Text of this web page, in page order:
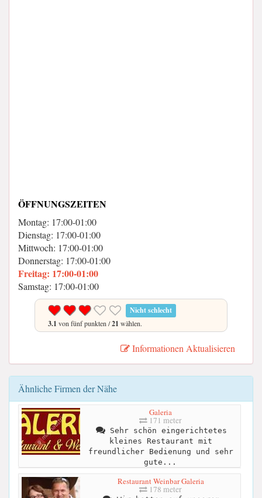
ÖFFNUNGSZEITEN
Montag: 17:00-01:00
Dienstag: 17:00-01:00
Mittwoch: 17:00-01:00
Donnerstag: 17:00-01:00
Freitag: 17:00-01:00
Samstag: 17:00-01:00
Nicht schlecht
3.1 von fünf punkten /21 wählen.
Informationen Aktualisieren
Ähnliche Firmen der Nähe
Galeria
171 meter
Sehr schön eingerichtetes
kleines Restaurant mit
freundlicher Bedienung und sehr
gute...
Restaurant Weinbar Galeria
178 meter